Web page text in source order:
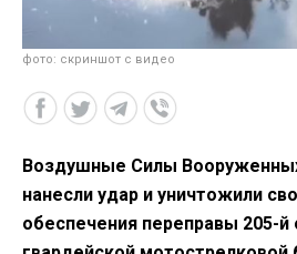
фото: скриншот с видео
Воздушные Силы
нанесли удар и уничтожили
обеспечения переправы 205-й